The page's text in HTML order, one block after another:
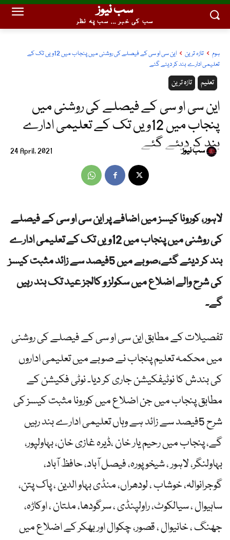
سب نیوز
سب کی خبر ... سب پہ نظر
ہوم تازہ ترین
این سی او سی کے فیصلے کی روشنی میں پنجاب میں 12ویں تک کے
تعلیمی ادارے بند کر دیئے گئے
تازہ ترین تعلیم
این سی او سی کے فیصلے کی روشنی میں
پنجاب میں 12ویں تک کے تعلیمی ادارے
بند کر دیئے گئے
24 April, 2021 سب نیوز
لاہور، کورونا کیسز میں اضافے پر این سی او سی کے فیصلے
کی روشنی میں پنجاب میں 12ویں تک کے تعلیمی ادارے
بند کر دیئے گئے،صوبے میں 5فیصد سے زائد مثبت کیسز
کی شرح والے اضلاع میں سکولز و کالجز عید تک بند رہیں
گے۔
تفصیلات کے مطابق این سی او سی کے فیصلے کی روشنی
میں محکمہ تعلیم پنجاب نے صوبے میں تعلیمی اداروں
کی بندش کا نوٹیفکیشن جاری کر دیا۔ نوٹی فکیشن کے
مطابق پنجاب میں جن اضلاع میں کورونا مثبت کیسز کی
شرح 5فیصد سے زائد ہے وہاں تعلیمی ادارے بند رہیں
گے، پنجاب میں رحیم یار خان ،ڈیرہ غازی خان، بہاولپور،
بہاولنگر، لاہور ، شیخوپورہ، فیصل آباد، حافظ آباد،
گوجرانوالہ، خوشاب ، لودھراں، منڈی بہاو الدین ، پاک پتن،
ساہیوال ، سیالکوٹ، راولپنڈی ، سرگودھا، ملتان ، اوکاڑہ،
جھنگ ، خانیوال ، قصور، چکوال اور بھکر کے اضلاع میں